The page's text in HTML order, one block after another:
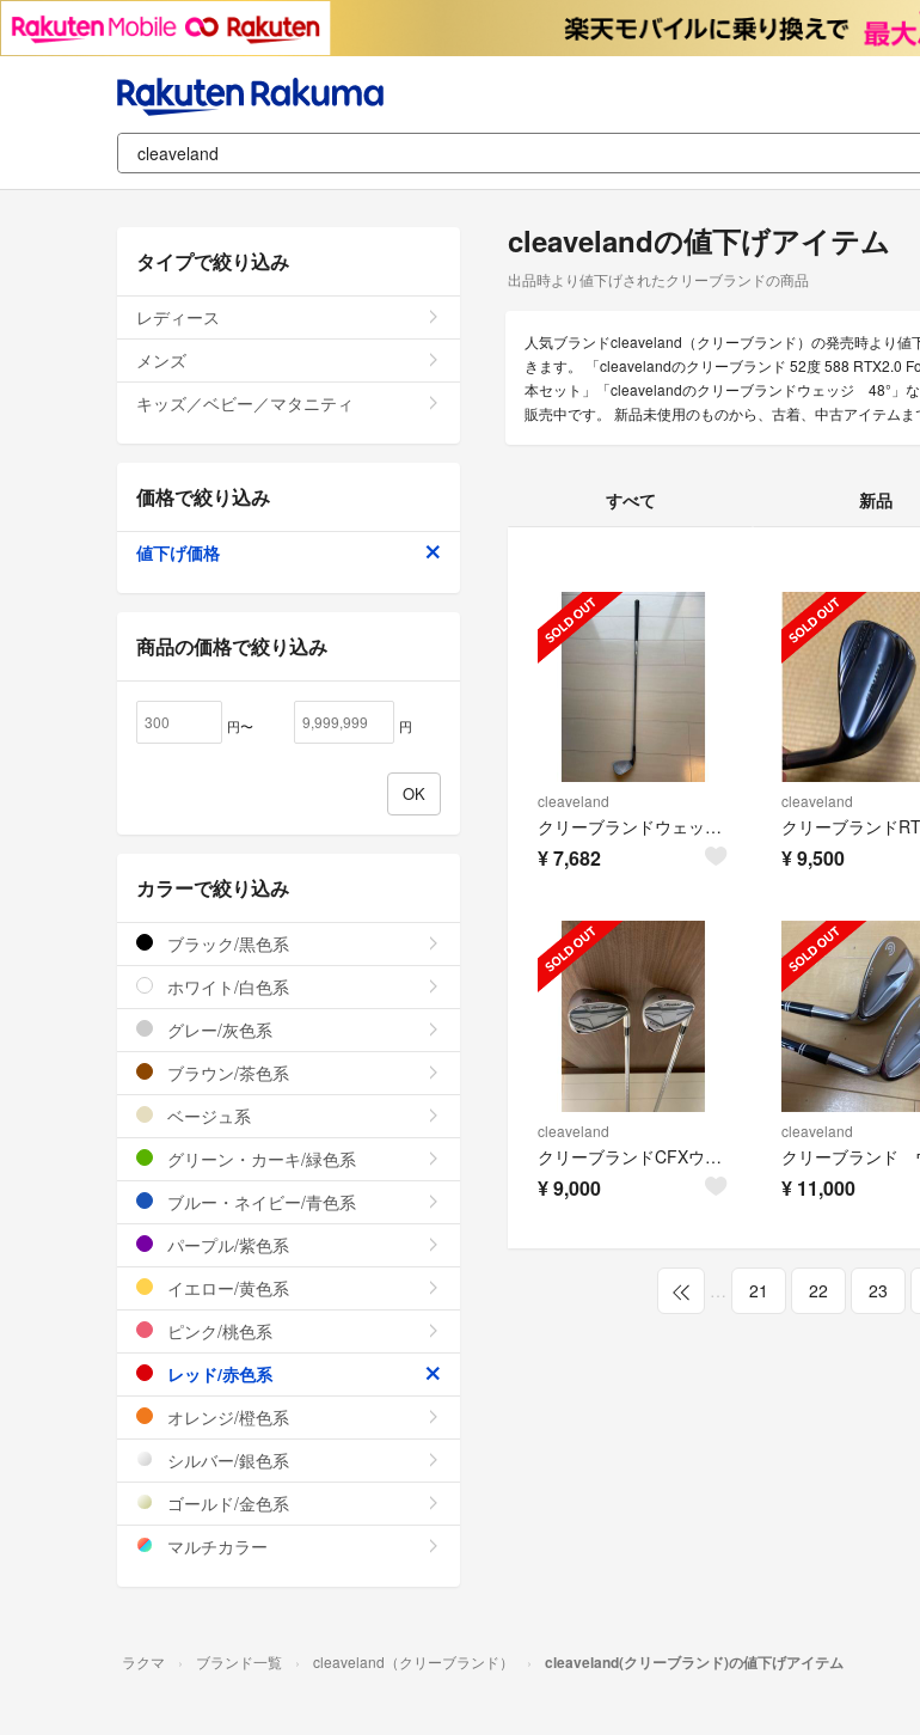
cleavelandの値下げアイテム
出品時より値下げされたクリーブランドの商品
人気ブランドcleaveland（クリーブランド）の発売時より
きます。 「cleavelandのクリーブランド 52度 588 RTX2.0
本セット」「cleavelandのクリーブランドウェッジ 48°」
販売中です。 新品未使用のものから、古着、中古アイテムま
すべて 新品
cleaveland
クリーブランドウェッジ 48°
¥7,682
cleaveland
¥9,500
cleaveland
クリーブランドCFXウエッジ 2本セット
¥9,000
cleaveland
¥ 11,000
… 21 22 23
タイプで絞り込み
レディース
メンズ
キッズ／ベビー／マタニティ
価格で絞り込み
値下げ価格
商品の価格で絞り込み
円〜 円
カラーで絞り込み
ブラック/黒色系
ホワイト/白色系
グレー/灰色系
ブラウン/茶色系
ベージュ系
グリーン・カーキ/緑色系
ブルー・ネイビー/青色系
パープル/紫色系
イエロー/黄色系
ピンク/桃色系
レッド/赤色系
オレンジ/橙色系
シルバー/銀色系
ゴールド/金色系
マルチカラー
ラクマ ブランド一覧 cleaveland（クリーブランド） cleaveland(クリーブランド)の値下げアイテム